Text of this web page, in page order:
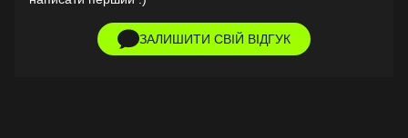
ЗАЛИШИТИ СВІЙ ВІДГУК